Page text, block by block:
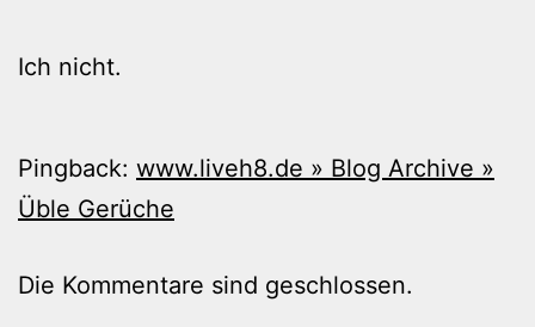
Ich nicht.
Pingback: www.liveh8.de » Blog Archive »
Üble Gerüche
Die Kommentare sind geschlossen.